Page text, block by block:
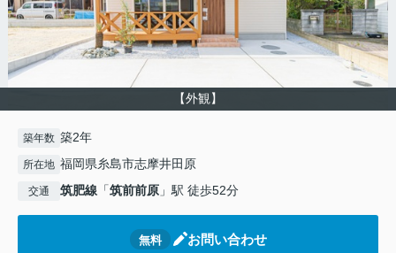
【外観】
築年数 築2年
所在地 福岡県糸島市志摩井田原
交通 筑肥線 「筑前前原 」駅 徒歩52分
無料 お問い合わせ